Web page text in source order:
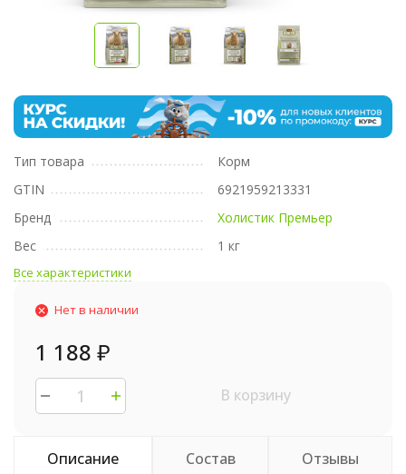
Тип товара
Корм
GTIN
6921959213331
Бренд
Холистик Премьер
Вес
1 кг
Все характеристики
Нет в наличии
1 188 ₽
В корзину
Описание Состав Отзывы